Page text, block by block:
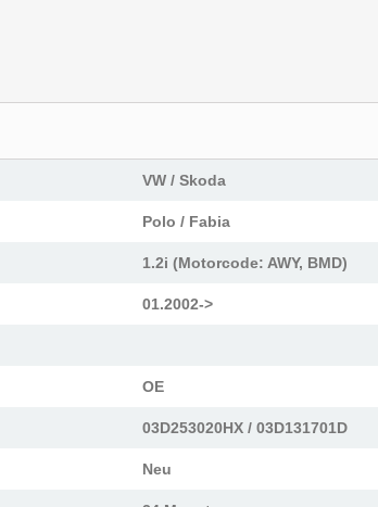
VW / Skoda
Polo / Fabia
1.2i (Motorcode: AWY, BMD)
01.2002->
OE
03D253020HX / 03D131701D
Neu